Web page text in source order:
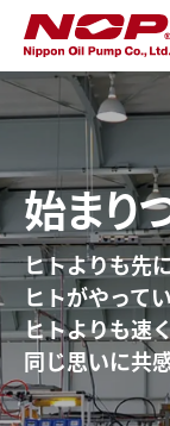
始まり
ヒトよりも先
ヒトがやって
ヒトよりも速
同じ思いに共